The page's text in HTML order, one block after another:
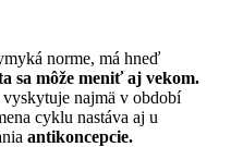
norme, má hneď
sa môže meniť aj vekom.
vyskytuje najmä v období
cyklu nastáva aj u
antikoncepcie.